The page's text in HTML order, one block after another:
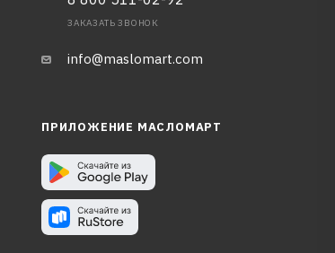
ЗАКАЗАТЬ ЗВОНОК
info@maslomart.com
ПРИЛОЖЕНИЕ МАСЛОМАРТ